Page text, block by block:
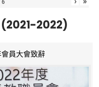
6
(2021-2022)
員大會致辭